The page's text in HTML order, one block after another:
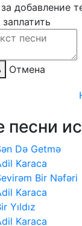
добавление
Отмена
песни
Də Getmə
Karaca
Bir Nəfəri
Karaca
Yıldız
Karaca